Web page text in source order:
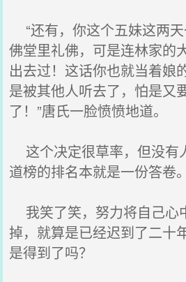
“还有，你这个五妹这两
佛堂里礼佛，可是连林家的
出去过！这话你也就当着娘
是被其他人听去了，怕是又
了！”唐氏一脸愤愤地道。
这个决定很草率，但没有
道榜的排名本就是一份答卷。
我笑了笑，努力将自己心
掉，就算是已经迟到了二十
是得到了吗？